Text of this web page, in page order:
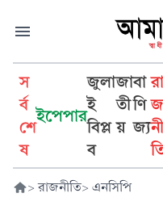
স
র্ব
শে
ষ
ইপেপার
জুলা
ই
বিপ্ল
ব
জা
তী
য়
বা
ণি
জ্য
> রাজনীতি> এনসিপি